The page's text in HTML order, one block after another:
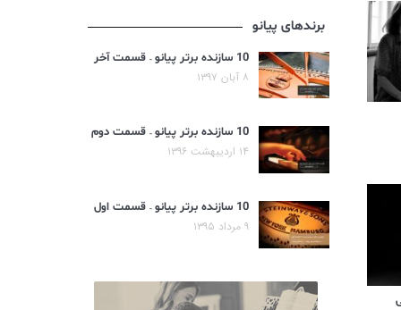
برندهای پیانو
10 سازنده برتر پیانو – قسمت آخر
۸ آبان ۱۳۹۷
10 سازنده برتر پیانو – قسمت دوم
۱۴ اردیبهشت ۱۳۹۶
10 سازنده برتر پیانو – قسمت اول
۹ مرداد ۱۳۹۵